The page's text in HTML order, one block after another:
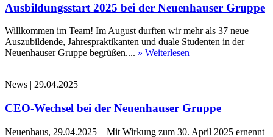
Ausbildungsstart 2025 bei der Neuenhauser Gruppe
Willkommen im Team! Im August durften wir mehr als 37 neue
Auszubildende, Jahrespraktikanten und duale Studenten in der
Neuenhauser Gruppe begrüßen.... » Weiterlesen
News | 29.04.2025
CEO-Wechsel bei der Neuenhauser Gruppe
Neuenhaus, 29.04.2025 – Mit Wirkung zum 30. April 2025 ernennt